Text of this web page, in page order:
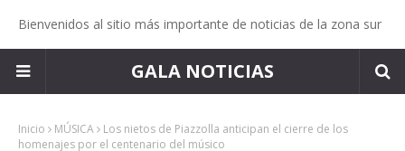
Bienvenidos al sitio más importante de noticias de la zona sur
GALA NOTICIAS
Inicio MÚSICA
Los nietos de Piazzolla anticipan el cierre de los
homenajes por el centenario del músico